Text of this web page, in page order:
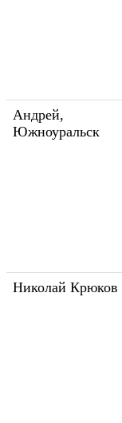
Андрей,
Южноуральск
Николай Крюков